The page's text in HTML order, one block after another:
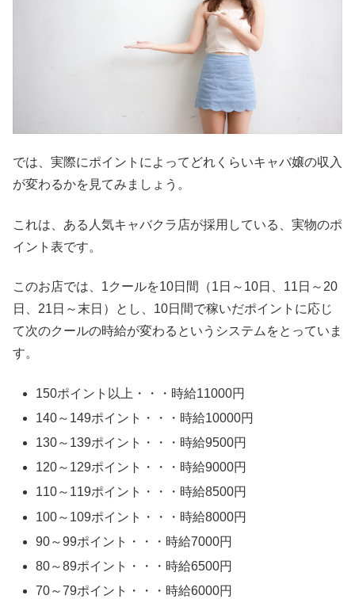
では、実際にポイントによってどれくらいキャバ嬢の収入
が変わるかを見てみましょう。
これは、ある人気キャバクラ店が採用している、実物のポ
イント表です。
このお店では、1クールを10日間（1日～10日、11日～20
日、21日～末日）とし、10日間で稼いだポイントに応じ
て次のクールの時給が変わるというシステムをとっていま
す。
150ポイント以上・・・時給11000円
140～149ポイント・・・時給10000円
130～139ポイント・・・時給9500円
120～129ポイント・・・時給9000円
110～119ポイント・・・時給8500円
100～109ポイント・・・時給8000円
90～99ポイント・・・時給7000円
80～89ポイント・・・時給6500円
70～79ポイント・・・時給6000円